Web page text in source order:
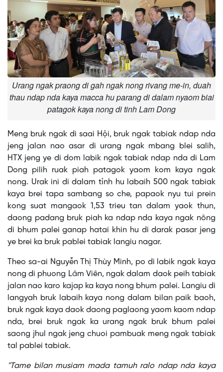
Urang ngak praong di gah ngak nong rivang me-in, duah
thau ndap nda kaya macca hu parang di dalam nyaom biai
patagok kaya nong di tinh Lam Dong
Meng bruk ngak di saai Hội, bruk ngak tabiak ndap nda
jeng jalan nao asar di urang ngak mbang blei salih,
HTX jeng ye di dom labik ngak tabiak ndap nda di Lam
Dong pilih ruak piah patagok yaom kom kaya ngak
nong. Urak ini di dalam tỉnh hu labaih 500 ngak tabiak
kaya brei tapa sambang so che, papaok nyu tui prein
kong suat mangaok 1,53 trieu tan dalam yaok thun,
daong padang bruk piah ka ndap nda kaya ngak nông
di bhum palei ganap hatai khin hu di darak pasar jeng
ye brei ka bruk pablei tabiak langiu nagar.
Theo sa-ai Nguyễn Thị Thùy Minh, po di labik ngak kaya
nong di phuong Lâm Viên, ngak dalam daok peih tabiak
jalan nao karo kajap ka kaya nong bhum palei. Langiu di
langyah bruk labaih kaya nong dalam bilan paik baoh,
bruk ngak kaya daok daong paglaong yaom kaom ndap
nda, brei bruk ngak ka urang ngak bruk bhum palei
saong jhul ngak jeng chuoi pambuak meng ngak tabiak
tal pablei tabiak.
"Tame bilan musiam mada tamuh ralo ndap nda kaya